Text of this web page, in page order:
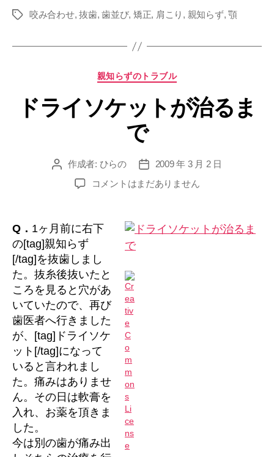
ず
歯
び
が
変
タ
咬み合わせ,抜歯,歯並び, 矯正, 肩こり , 親知らず,顎
カ
ゴ
リ
ー
親知らずのトラブル
ドライソケットが治るま
で
投 作成者: ひらの
投
稿
日
2009 年 3 月 2 日
ド
ソ
ケ
ト
が
治
る
ま
で
へ
の
コメントはまだありません
Q． 1ヶ月前に右下
の[tag]親知らず
[/tag]を抜歯しまし
た。抜糸後抜いたと
ころを見ると穴があ
いていたので、再び
歯医者へ行きました
が、[tag]ドライソケ
ット[/tag]になって
いると言われまし
た。痛みはありませ
ん。その日は軟膏を
入れ、お薬を頂きま
した。
今は別の歯が痛み出